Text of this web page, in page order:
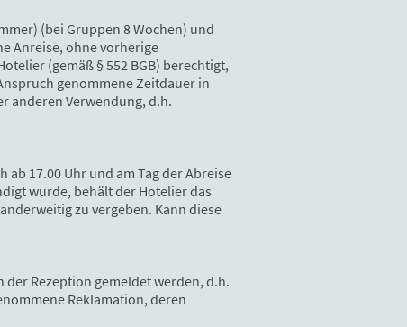
(bei Gruppen 8 Wochen) und
Anreise, ohne vorherige
(gemäß § 552 BGB) berechtigt,
genommene Zeitdauer in
anderen Verwendung, d.h.
ab 17.00 Uhr und am Tag der Abreise
wurde, behält der Hotelier das
zu vergeben. Kann diese
Rezeption gemeldet werden, d.h.
Reklamation, deren